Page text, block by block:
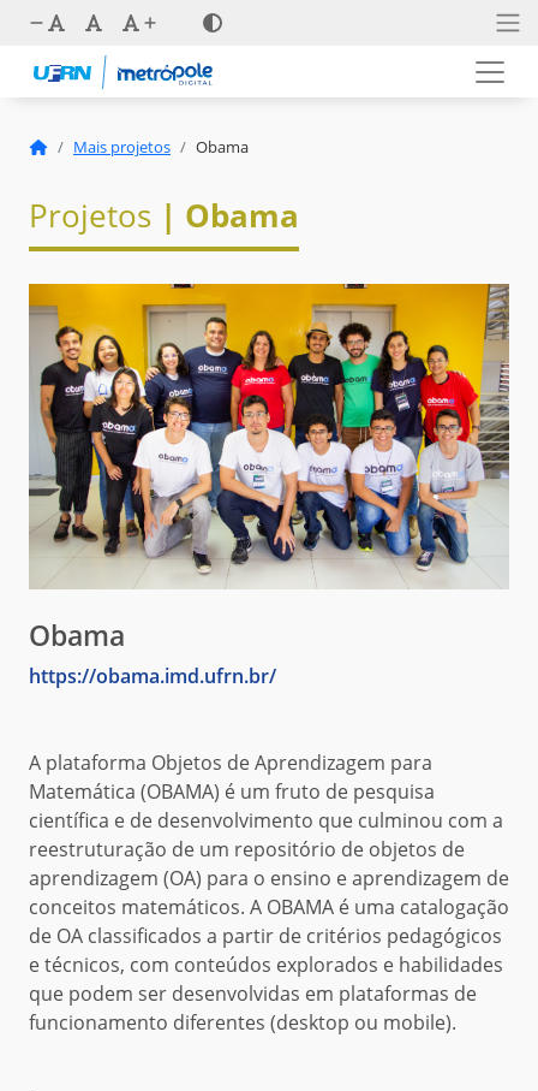
Mais projetos Obama
Projetos | Obama
Obama
https://obama.imd.ufrn.br/
A plataforma Objetos de Aprendizagem para
Matemática (OBAMA) é um fruto de pesquisa
científica e de desenvolvimento que culminou com a
reestruturação de um repositório de objetos de
aprendizagem (OA) para o ensino e aprendizagem de
conceitos matemáticos. A OBAMA é uma catalogação
de OA classificados a partir de critérios pedagógicos
e técnicos, com conteúdos explorados e habilidades
que podem ser desenvolvidas em plataformas de
funcionamento diferentes (desktop ou mobile).